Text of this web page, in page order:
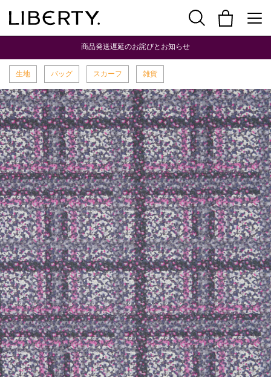
商品発送遅延のお詫びとお知らせ
生地 バッグ スカーフ 雑貨